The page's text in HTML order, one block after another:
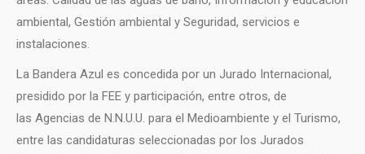
ambiental, Gestión ambiental y Seguridad, servicios e
instalaciones.
La Bandera Azul es concedida por un Jurado Internacional,
presidido por la FEE y participación, entre otros, de
las Agencias de N.N.U.U. para el Medioambiente y el Turismo,
entre las candidaturas seleccionadas por los Jurados